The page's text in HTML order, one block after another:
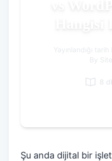
Italian
Vietnamese
Danish
Yayınlandığı tarih
By
8
Şu anda dijital bir